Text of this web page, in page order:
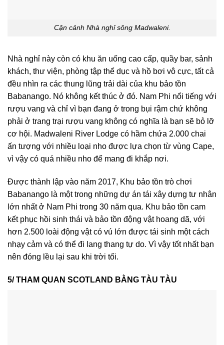
Cận cảnh Nhà nghỉ sông Madwaleni.
Nhà nghỉ này còn có khu ăn uống cao cấp, quầy bar, sảnh
khách, thư viện, phòng tập thể dục và hồ bơi vô cực, tất cả
đều nhìn ra các thung lũng trải dài của khu bảo tồn
Babanango. Nó không kết thúc ở đó. Nam Phi nổi tiếng với
rượu vang và chỉ vì bạn đang ở trong bụi rậm chứ không
phải ở trang trại rượu vang không có nghĩa là bạn sẽ bỏ lỡ
cơ hội. Madwaleni River Lodge có hầm chứa 2.000 chai
ấn tượng với nhiều loại nho được lựa chọn từ vùng Cape,
vì vậy có quá nhiều nho để mang đi khắp nơi.
Được thành lập vào năm 2017, Khu bảo tồn trò chơi
Babanango là một trong những dự án tái xây dựng tư nhân
lớn nhất ở Nam Phi trong 30 năm qua. Khu bảo tồn cam
kết phục hồi sinh thái và bảo tồn động vật hoang dã, với
hơn 2.500 loài động vật có vú lớn được tái sinh một cách
nhạy cảm và có thể đi lang thang tự do. Vì vậy tốt nhất bạn
nên đóng lều lại sau khi trời tối.
5/ THAM QUAN SCOTLAND BẰNG TÀU TÀU